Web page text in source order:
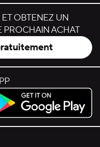
OBTENEZ UN
PROCHAIN ACHAT
it on Google Play.